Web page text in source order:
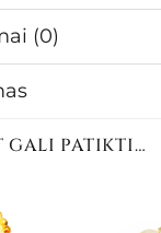
(0)
GALI PATIKTI…